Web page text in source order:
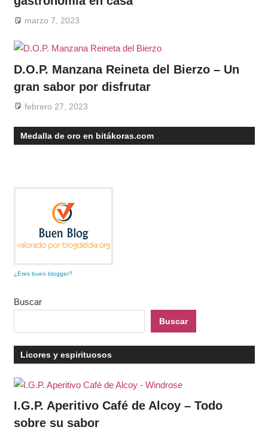
marzo 7, 2023
D.O.P. Manzana Reineta del Bierzo – Un
gran sabor por disfrutar
febrero 27, 2023
Medalla de oro en bitákoras.com
¿Eres buen blogger?
Buscar
Buscar
Licores y espirituosos
I.G.P. Aperitivo Café de Alcoy – Todo
sobre su sabor